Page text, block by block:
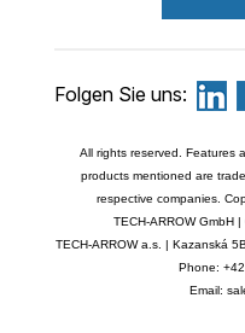
Folgen Sie uns:
All rights reserved. Features
products mentioned are
respective companies.
TECH-ARROW GmbH
TECH-ARROW a.s. | Kazanská
Phone:
Email: